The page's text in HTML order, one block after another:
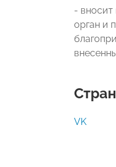
-
орган и
VK